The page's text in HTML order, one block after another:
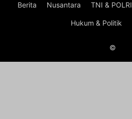
Berita Nusantara TNI & POLRI
Hukum & Politik
©